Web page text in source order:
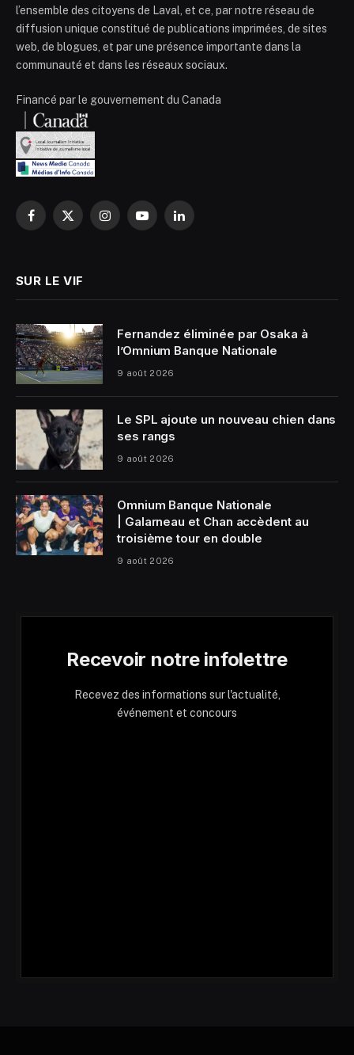
l’ensemble des citoyens de Laval, et ce, par notre réseau de
diffusion unique constitué de publications imprimées, de sites
web, de blogues, et par une présence importante dans la
communauté et dans les réseaux sociaux.
Financé par le gouvernement du Canada
Facebook
X
InstagramYouTubeLinkedIn
SUR LE VIF
Fernandez éliminée par Osaka à
l’Omnium Banque Nationale
9 août 2026
Le SPL ajoute un nouveau chien dans
ses rangs
9 août 2026
Omnium Banque Nationale
| Galarneau et Chan accèdent au
troisième tour en double
9 août 2026
Recevoir notre infolettre
Recevez des informations sur l'actualité,
événement et concours